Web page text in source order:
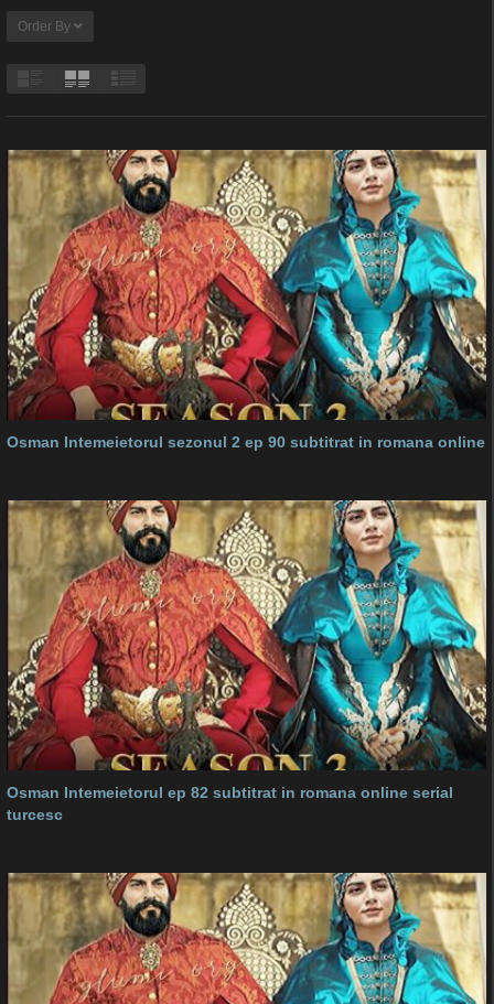
Order By
Osman Intemeietorul sezonul 2 ep 90 subtitrat in romana online
Osman Intemeietorul ep 82 subtitrat in romana online serial
turcesc